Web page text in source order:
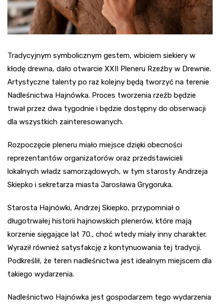
Tradycyjnym symbolicznym gestem, wbiciem siekiery w
kłodę drewna, dało otwarcie XXII Pleneru Rzeźby w Drewnie.
Artystyczne talenty po raz kolejny będą tworzyć na terenie
Nadleśnictwa Hajnówka. Proces tworzenia rzeźb będzie
trwał przez dwa tygodnie i będzie dostępny do obserwacji
dla wszystkich zainteresowanych.
Rozpoczęcie pleneru miało miejsce dzięki obecności
reprezentantów organizatorów oraz przedstawicieli
lokalnych władz samorządowych, w tym starosty Andrzeja
Skiepko i sekretarza miasta Jarosława Grygoruka.
Starosta Hajnówki, Andrzej Skiepko, przypomniał o
długotrwałej historii hajnowskich plenerów, które mają
korzenie sięgające lat 70., choć wtedy miały inny charakter.
Wyraził również satysfakcję z kontynuowania tej tradycji.
Podkreślił, że teren nadleśnictwa jest idealnym miejscem dla
takiego wydarzenia.
Nadleśnictwo Hajnówka jest gospodarzem tego wydarzenia